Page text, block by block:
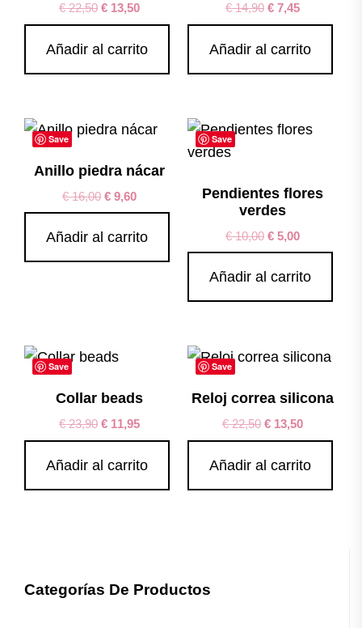
€22,50 € 13,50
Añadir al carrito
€14,90 €7,45
Añadir al carrito
Save
Anillo piedra nácar
€16,00 € 9,60
Añadir al carrito
Save
Pendientes flores
verdes
€10,00 €5,00
Añadir al carrito
Save
Collar beads
€23,90 € 11,95
Añadir al carrito
Save
Reloj correa silicona
€22,50 €13,50
Añadir al carrito
Categorías De Productos